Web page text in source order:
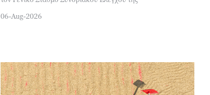
06-Aug-2026